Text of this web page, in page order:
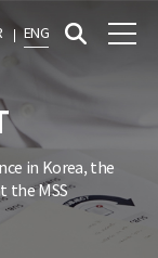
ENG
in Korea, the
the MSS